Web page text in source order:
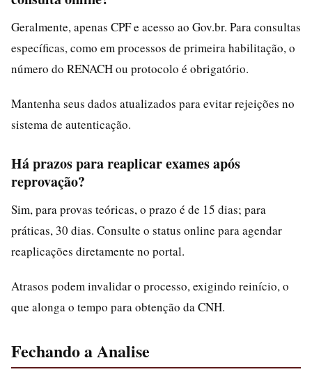
Geralmente, apenas CPF e acesso ao Gov.br. Para consultas
específicas, como em processos de primeira habilitação, o
número do RENACH ou protocolo é obrigatório.
Mantenha seus dados atualizados para evitar rejeições no
sistema de autenticação.
Há prazos para reaplicar exames após
reprovação?
Sim, para provas teóricas, o prazo é de 15 dias; para
práticas, 30 dias. Consulte o status online para agendar
reaplicações diretamente no portal.
Atrasos podem invalidar o processo, exigindo reinício, o
que alonga o tempo para obtenção da CNH.
Fechando a Analise